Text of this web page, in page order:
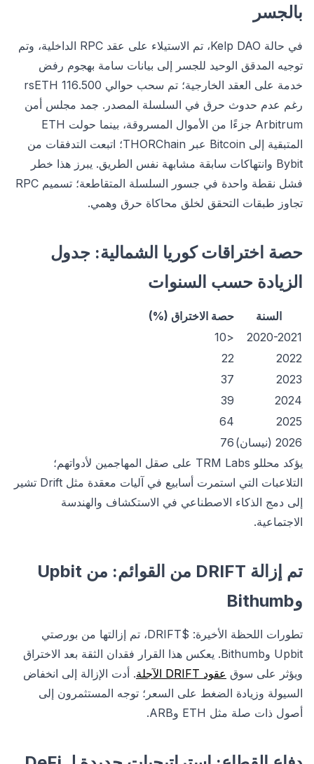
بالجسر
في حالة Kelp DAO، تم الاستيلاء على عقد RPC الداخلية، وتم
توجيه المدقق الوحيد للجسر إلى بيانات سامة بهجوم رفض
خدمة على العقد الخارجية؛ تم سحب حوالي 116.500 rsETH
رغم عدم حدوث حرق في السلسلة المصدر. جمد مجلس أمن
Arbitrum جزءًا من الأموال المسروقة، بينما حولت ETH
المتبقية إلى Bitcoin عبر THORChain؛ اتبعت التدفقات من
Bybit وانتهاكات سابقة مشابهة نفس الطريق. يبرز هذا خطر
فشل نقطة واحدة في جسور السلسلة المتقاطعة؛ تسميم RPC
تجاوز طبقات التحقق لخلق محاكاة حرق وهمي.
حصة اختراقات كوريا الشمالية: جدول
الزيادة حسب السنوات
السنة
حصة الاختراق (%)
2020-2021
<10
2022
22
2023
37
2024
39
2025
64
2026 (نيسان)
76
يؤكد محللو TRM Labs على صقل المهاجمين لأدواتهم؛
التلاعبات التي استمرت أسابيع في آليات معقدة مثل Drift تشير
إلى دمج الذكاء الاصطناعي في الاستكشاف والهندسة
الاجتماعية.
تم إزالة DRIFT من القوائم: من Upbit
وBithumb
تطورات اللحظة الأخيرة: $DRIFT، تم إزالتها من بورصتي
Upbit وBithumb. يعكس هذا القرار فقدان الثقة بعد الاختراق
ويؤثر على سوق عقود DRIFT الآجلة
. أدت الإزالة إلى انخفاض
السيولة وزيادة الضغط على السعر؛ توجه المستثمرون إلى
أصول ذات صلة مثل ETH وARB.